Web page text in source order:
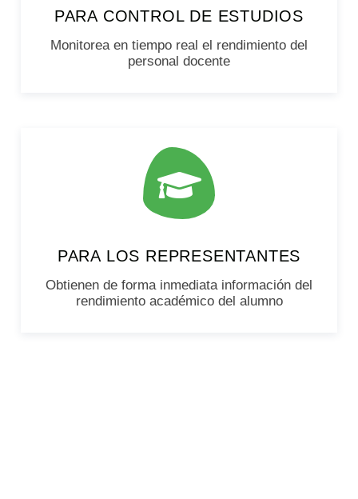
PARA CONTROL DE ESTUDIOS
Monitorea en tiempo real el rendimiento del
personal docente
PARA LOS REPRESENTANTES
Obtienen de forma inmediata información del
rendimiento académico del alumno